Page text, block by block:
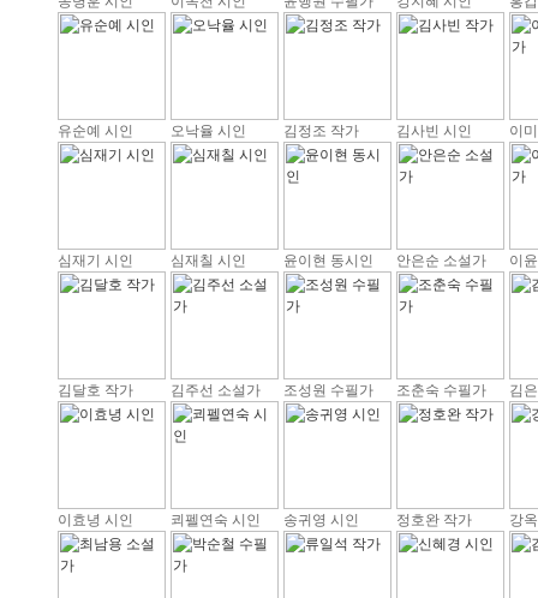
유순예 시인 오낙율 시인 김정조 작가 김사빈 시인 이
심재기 시인 심재칠 시인 윤이현 동시인 안은순 소설가 이
김달호 작가 김주선 소설가 조성원 수필가 조춘숙 수필가 김
이효녕 시인 쾨펠연숙 시인 송귀영 시인 정호완 작가 강